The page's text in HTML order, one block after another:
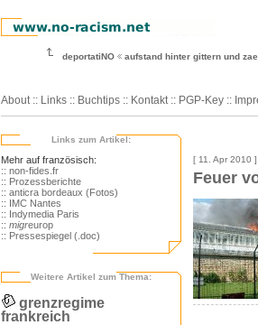
deportatiNO aufstand hinter gittern und
About :: Links :: Buchtips :: Kontakt :: PGP-Key ::
Links zum Artikel:
Mehr auf französisch:
:: non-fides.fr
:: Prozessberichte
:: anticra bordeaux (Fotos)
:: IMC Nantes
:: Indymedia Paris
:: migreurop
:: Pressespiegel (.doc)
Weitere Artikel zum Thema:
grenzregime
frankreich
[ 11. Apr 2010 ]
Feuer